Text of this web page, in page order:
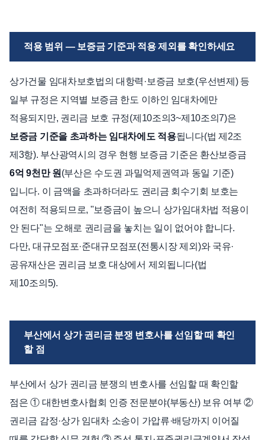
적용 범위 — 보증금 기준과 적용 제외를 확인하세요
상가건물 임대차보호법의 대항력·보증금 보호(우선변제) 등
일부 규정은 지역별 보증금 한도 이하인 임대차에만
적용되지만, 권리금 보호 규정(제10조의3~제10조의7)은
보증금 기준을 초과하는 임대차에도 적용됩니다(법 제2조
제3항). 부산광역시의 경우 현행 보증금 기준은 환산보증금
6억 9천만 원 (부산은 수도권 과밀억제권역과 동일 기준)
입니다. 이 금액을 초과하더라도 권리금 회수기회 보호는
여전히 적용되므로, "보증금이 높으니 상가임대차법 적용이
안 된다"는 오해로 권리금을 놓치는 일이 없어야 합니다.
다만, 대규모점포·준대규모점포(전통시장 제외)와 국유·
공유재산은 권리금 보호 대상에서 제외됩니다(법
제10조의5).
부산에서 상가 권리금 분쟁 변호사를 선임할 때 확인
할 점
부산에서 상가 권리금 분쟁의 변호사를 선임할 때 확인할
점은 ① 대한변호사협회 인증 전문분야(부동산) 보유 여부 ②
권리금 감정·상가 임대차 소송이 가압류·배당까지 이어질